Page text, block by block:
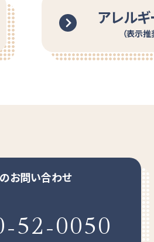
アレル
（表示
お問い合わせ
52-0050